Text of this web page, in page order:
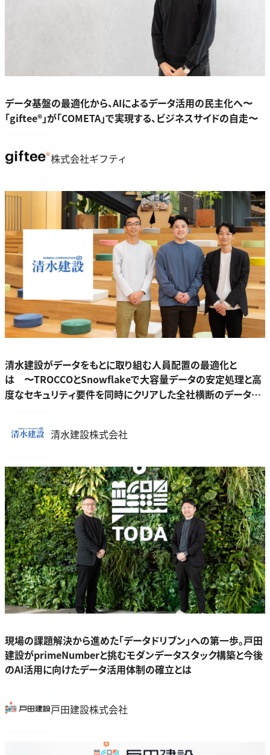
データ基盤の最適化から、AIによるデータ活用の民主化へ〜
「giftee®」が「COMETA」で実現する、ビジネスサイドの自走〜
株式会社ギフティ
清水建設がデータをもとに取り組む人員配置の最適化と
は 〜TROCCOとSnowflakeで大容量データの安定処理と高
度なセキュリティ要件を同時にクリアした全社横断のデータ基
清水建設株式会社
現場の課題解決から進めた「データドリブン」への第一歩。戸田
建設がprimeNumberと挑むモダンデータスタック構築と今後
のAI活用に向けたデータ活用体制の確立とは
戸田建設株式会社